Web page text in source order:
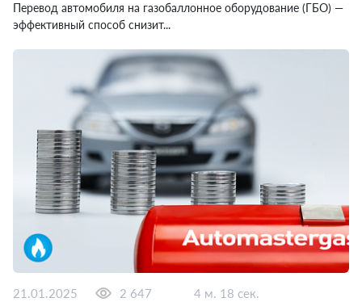
Перевод автомобиля на газобаллонное оборудование (ГБО) —
эффективный способ снизит...
21.01.2025 2 647 4 м. 18 сек.